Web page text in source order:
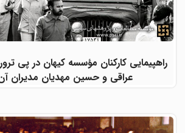
راهپیمایی کارکنان مؤسسه کیهان در پی
عراقی و حسین مهدیان مدیران